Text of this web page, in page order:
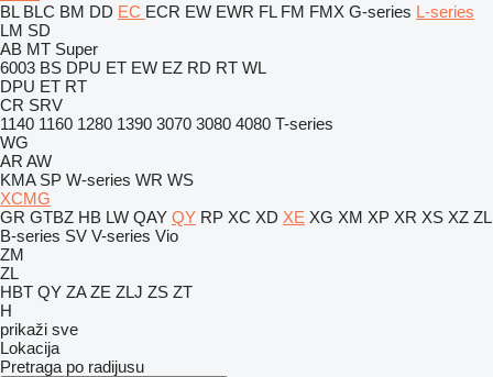
BL BLC BM DD EC ECR EW EWR FL FM FMX G-series L-series
LM SD
AB MT Super
6003 BS DPU ET EW EZ RD RT WL
DPU ET RT
CR SRV
1140 1160 1280 1390 3070 3080 4080 T-series
WG
AR AW
KMA SP W-series WR WS
XCMG
GR GTBZ HB LW QAY QY RP XC XD XE XG XM XP XR XS XZ ZL
B-series SV V-series Vio
ZM
ZL
HBT QY ZA ZE ZLJ ZS ZT
H
prikaži sve
Lokacija
Pretraga po radijusu